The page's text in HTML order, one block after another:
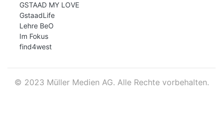
GSTAAD MY LOVE
GstaadLife
Lehre BeO
Im Fokus
find4west
© 2023 Müller Medien AG. Alle Rechte vorbehalten.